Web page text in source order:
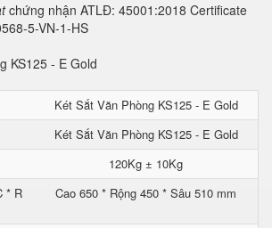
chứng nhận ATLĐ: 45001:2018 Certificate
5-VN-1-HS
Két Sắt Văn Phòng KS125 - E Gold
Két Sắt Văn Phòng KS125 - E Gold
120Kg ± 10Kg
* R
Cao 650 * Rộng 450 * Sâu 510 mm